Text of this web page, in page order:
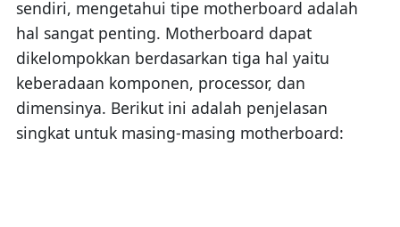
sendiri, mengetahui tipe motherboard adalah
hal sangat penting. Motherboard dapat
dikelompokkan berdasarkan tiga hal yaitu
keberadaan komponen, processor, dan
dimensinya. Berikut ini adalah penjelasan
singkat untuk masing-masing motherboard: